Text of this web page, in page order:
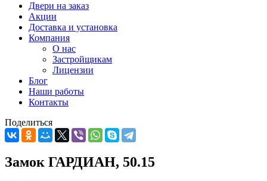
Двери на заказ
Акции
Доставка и установка
Компания
О нас
Застройщикам
Лицензии
Блог
Наши работы
Контакты
Поделиться
Замок ГАРДИАН, 50.15